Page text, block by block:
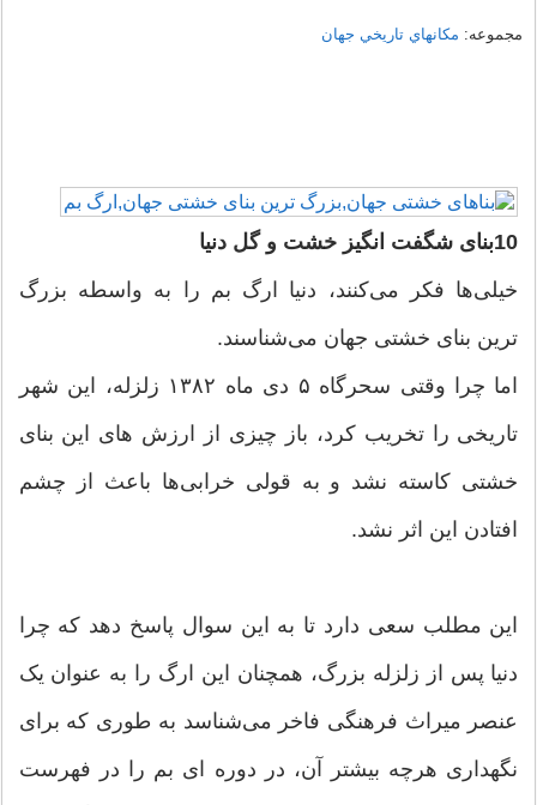
مجموعه: مكانهاي تاريخي جهان
10بنای شگفت انگیز خشت و گل دنیا
خیلی‌ها فکر می‌کنند، دنیا ارگ بم را به واسطه بزرگ
ترین بنای خشتی جهان می‌شناسند.
اما چرا وقتی سحرگاه ۵ دی ماه ۱۳۸۲ زلزله، این شهر
تاریخی را تخریب کرد، باز چیزی از ارزش های این بنای
خشتی کاسته نشد و به قولی خرابی‌ها باعث از چشم
افتادن این اثر نشد.
این مطلب سعی دارد تا به این سوال پاسخ دهد که چرا
دنیا پس از زلزله بزرگ، همچنان این ارگ را به عنوان یک
عنصر میراث فرهنگی فاخر می‌شناسد به طوری که برای
نگهداری هرچه بیشتر آن، در دوره ای بم را در فهرست